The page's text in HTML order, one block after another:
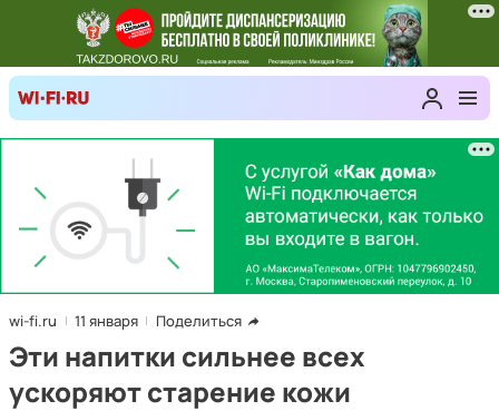
wi-fi.ru 11 января Поделиться
Эти напитки сильнее всех
ускоряют старение кожи